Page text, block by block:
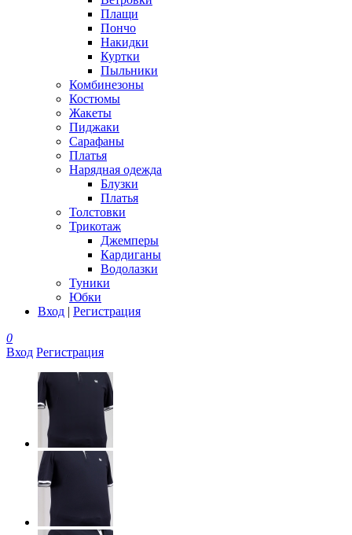
Плащи
Пончо
Накидки
Куртки
Пыльники
Комбинезоны
Костюмы
Жакеты
Пиджаки
Сарафаны
Платья
Нарядная одежда
Блузки
Платья
Толстовки
Трикотаж
Джемперы
Кардиганы
Водолазки
Туники
Юбки
Вход | Регистрация
0
Вход Регистрация